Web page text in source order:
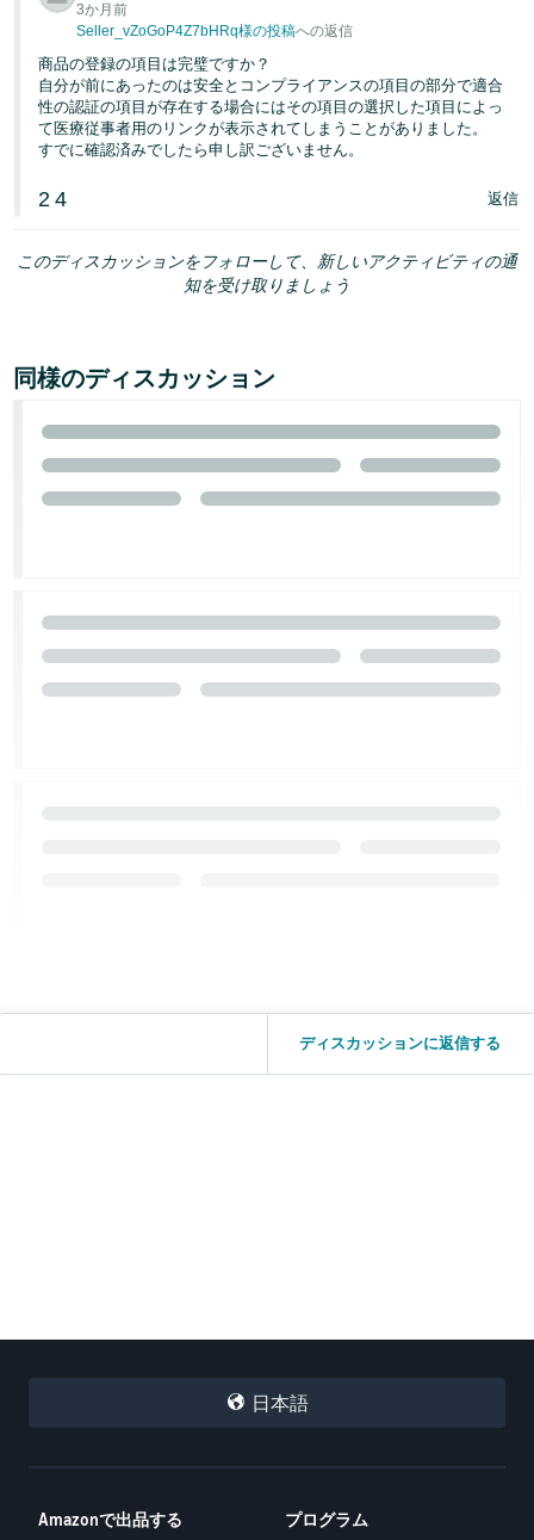
3か月前
Seller_vZoGoP4Z7bHRq様の投稿への返信
商品の登録の項目は完璧ですか？
自分が前にあったのは安全とコンプライアンスの項目の部分で適合
性の認証の項目が存在する場合にはその項目の選択した項目によっ
て医療従事者用のリンクが表示されてしまうことがありました。
すでに確認済みでしたら申し訳ございません。
2 4 返信
このディスカッションをフォローして、新しいアクティビティの通
知を受け取りましょう
同様のディスカッション
ディスカッションに返信する
日本語
Amazonで出品する プログラム